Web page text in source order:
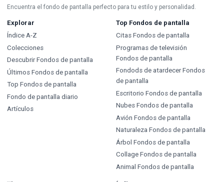
Encuentra el fondo de pantalla perfecto para tu estilo y personalidad.
Explorar
Índice A-Z
Colecciones
Descubrir Fondos de pantalla
Últimos Fondos de pantalla
Top Fondos de pantalla
Fondo de pantalla diario
Artículos
Top Fondos de pantalla
Citas Fondos de pantalla
Programas de televisión
Fondos de pantalla
Fondods de atardecer Fondos
de pantalla
Escritorio Fondos de pantalla
Nubes Fondos de pantalla
Avión Fondos de pantalla
Naturaleza Fondos de pantalla
Árbol Fondos de pantalla
Collage Fondos de pantalla
Animal Fondos de pantalla